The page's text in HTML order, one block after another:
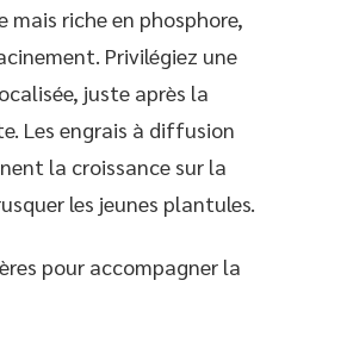
mais riche en phosphore,
Privilégiez une
juste après la
Les engrais à diffusion
la croissance sur la
les jeunes plantules.
pour accompagner la